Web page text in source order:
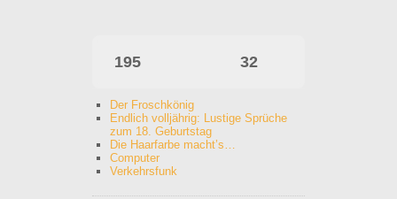
195 32
Der Froschkönig
Endlich volljährig: Lustige Sprüche
zum 18. Geburtstag
Die Haarfarbe macht’s…
Computer
Verkehrsfunk